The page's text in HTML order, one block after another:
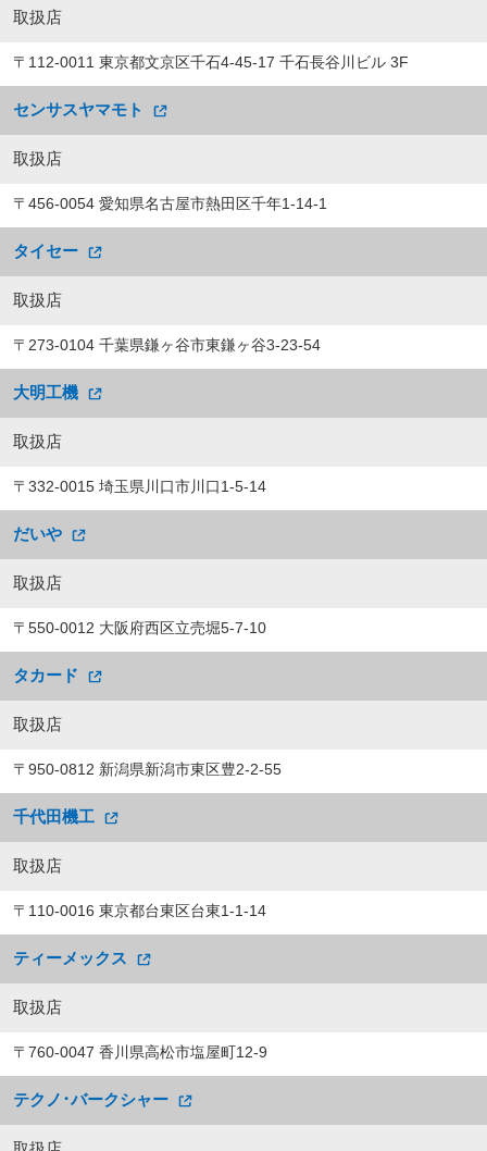
取扱店
〒112-0011 東京都文京区千石4-45-17 千石長谷川ビル 3F
センサスヤマモト
取扱店
〒456-0054 愛知県名古屋市熱田区千年1-14-1
タイセー
取扱店
〒273-0104 千葉県鎌ヶ谷市東鎌ヶ谷3-23-54
大明工機
取扱店
〒332-0015 埼玉県川口市川口1-5-14
だいや
取扱店
〒550-0012 大阪府西区立売堀5-7-10
タカード
取扱店
〒950-0812 新潟県新潟市東区豊2-2-55
千代田機工
取扱店
〒110-0016 東京都台東区台東1-1-14
ティーメックス
取扱店
〒760-0047 香川県高松市塩屋町12-9
テクノ･バークシャー